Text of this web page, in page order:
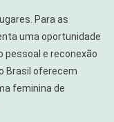
Para as
uma oportunidade
e reconexão
Brasil oferecem
feminina de